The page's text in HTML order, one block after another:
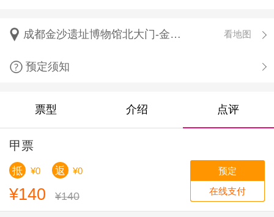
成都金沙遗址博物馆北大门-金沙剧场 看地图
预定须知
票型 介绍 点评
甲票
抵 ¥0 返 ¥0
¥140 ¥140
预定
在线支付